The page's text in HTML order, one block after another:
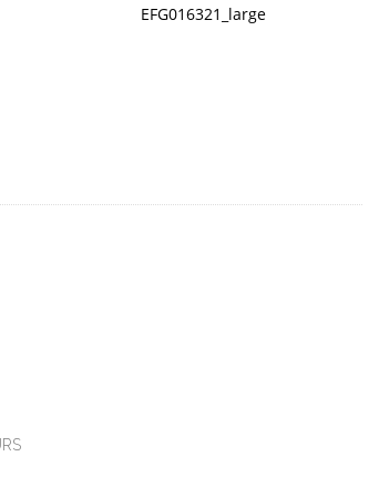
EFG016321_large